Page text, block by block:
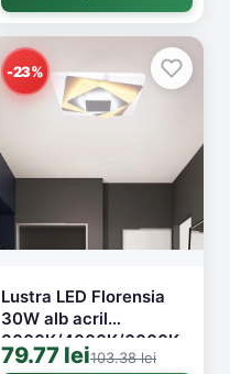
-23%
Lustra LED Florensia
30W alb acril
3000K/4000K/6000K
LL1641
79.77 lei103.38 lei